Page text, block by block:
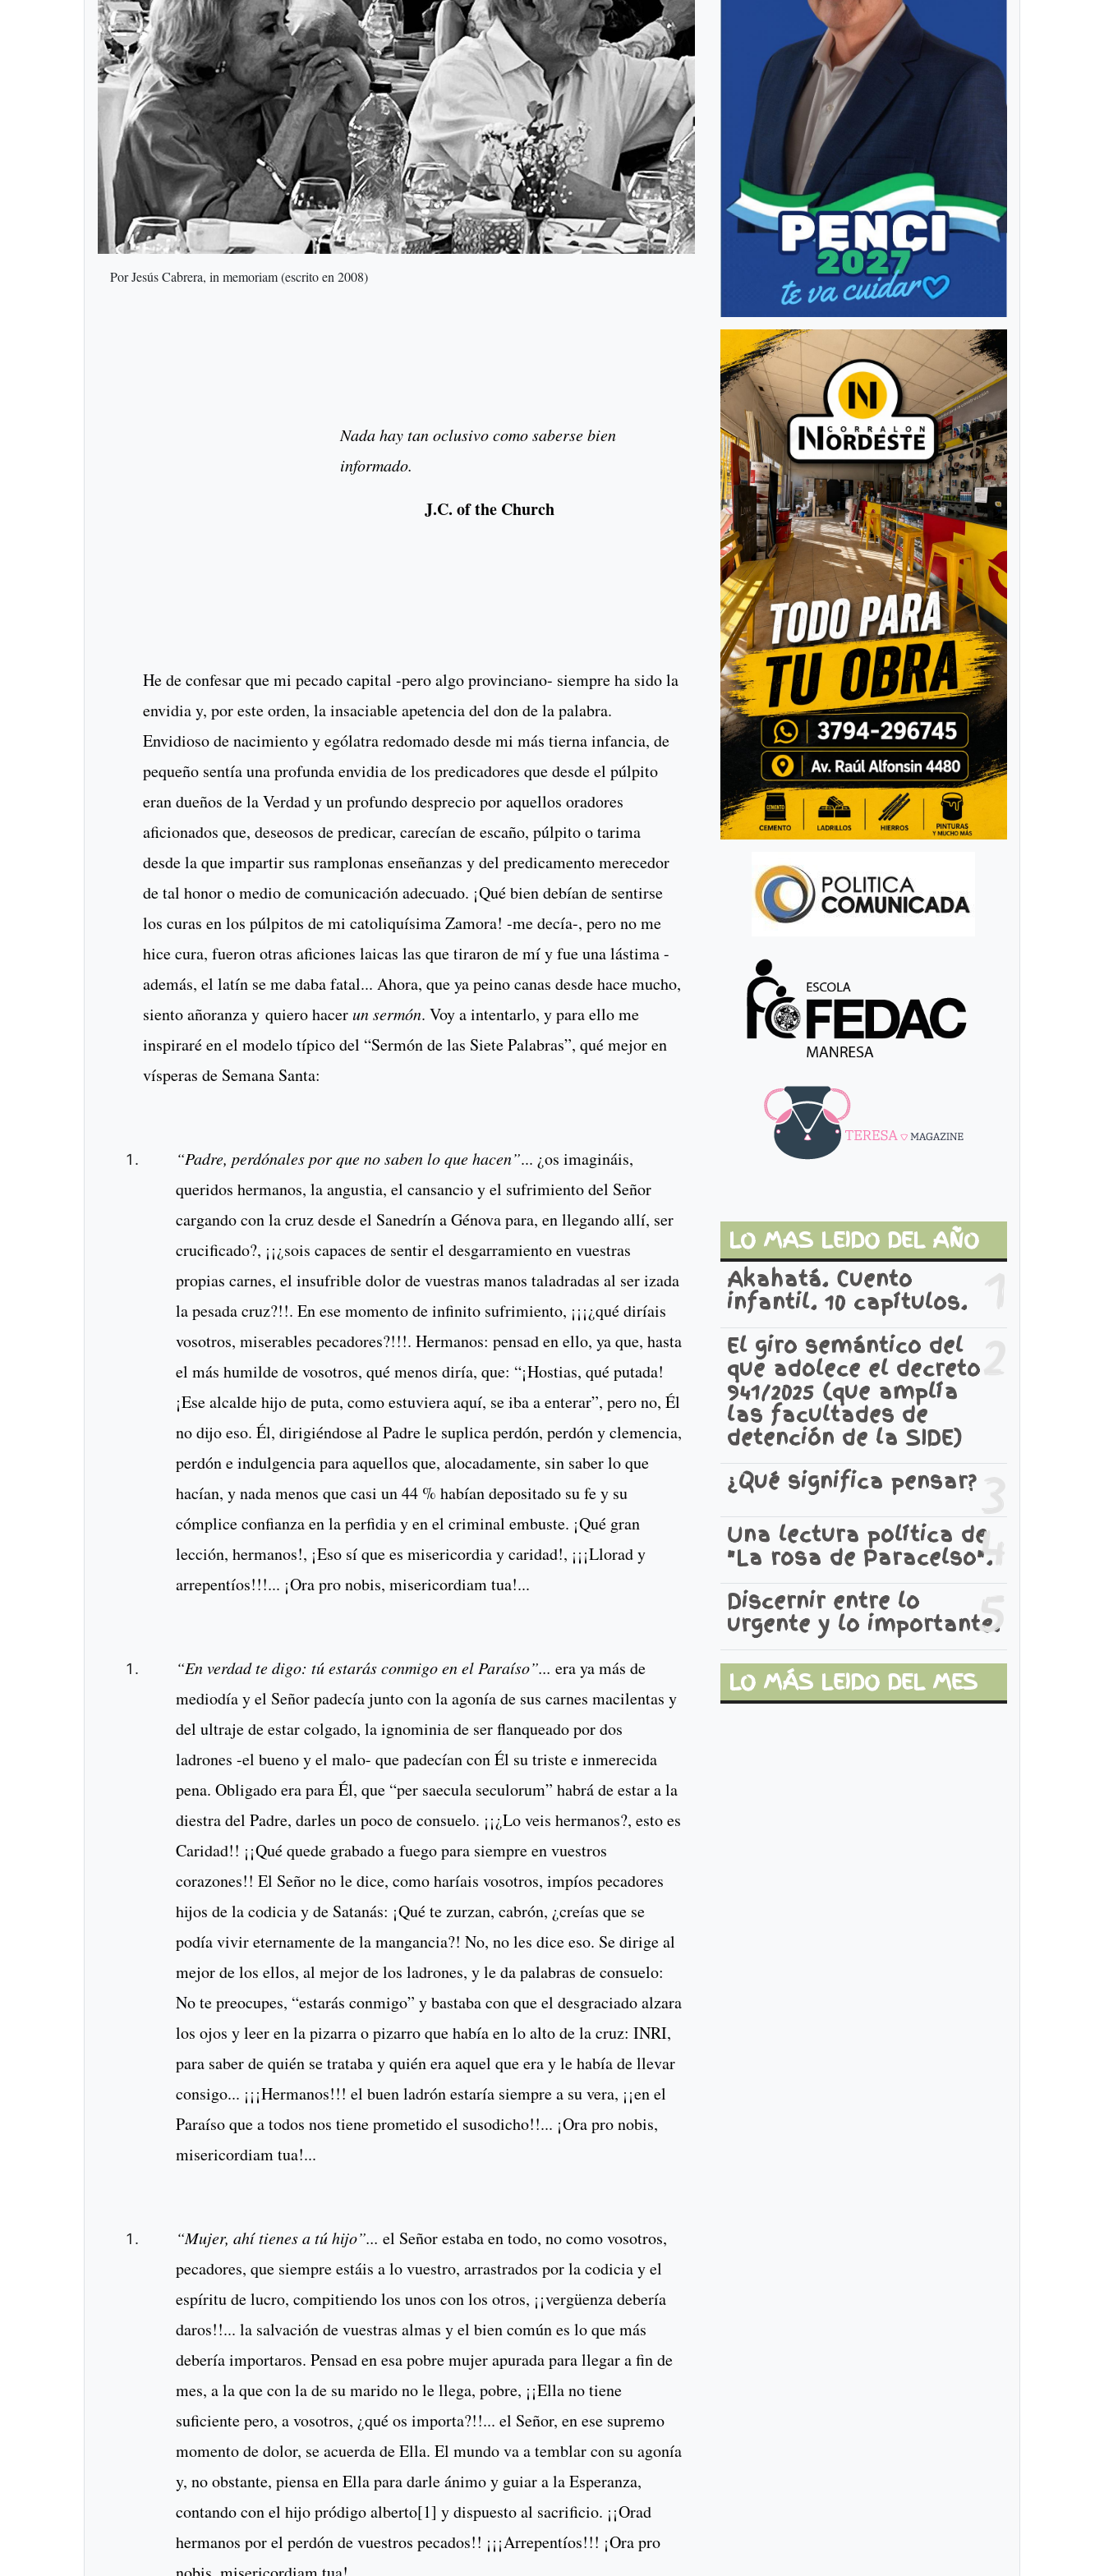
Por Jesús Cabrera, in memoriam (escrito en 2008)
Nada hay tan oclusivo como saberse bien
informado.
J.C. of the Church
He de confesar que mi pecado capital -pero algo provinciano- siempre ha sido la
envidia y, por este orden, la insaciable apetencia del don de la palabra.
Envidioso de nacimiento y ególatra redomado desde mi más tierna infancia, de
pequeño sentía una profunda envidia de los predicadores que desde el púlpito
eran dueños de la Verdad y un profundo desprecio por aquellos oradores
aficionados que, deseosos de predicar, carecían de escaño, púlpito o tarima
desde la que impartir sus ramplonas enseñanzas y del predicamento merecedor
de tal honor o medio de comunicación adecuado. ¡Qué bien debían de sentirse
los curas en los púlpitos de mi catoliquísima Zamora! -me decía-, pero no me
hice cura, fueron otras aficiones laicas las que tiraron de mí y fue una lástima -
además, el latín se me daba fatal... Ahora, que ya peino canas desde hace mucho,
siento añoranza y quiero hacerun sermón. Voy a intentarlo, y para ello me
inspiraré en el modelo típico del “Sermón de las Siete Palabras”, qué mejor en
vísperas de Semana Santa:
“Padre, perdónales por que no saben lo que hacen”... ¿os imagináis,
queridos hermanos, la angustia, el cansancio y el sufrimiento del Señor
cargando con la cruz desde el Sanedrín a Génova para, en llegando allí, ser
crucificado?, ¡¡¿sois capaces de sentir el desgarramiento en vuestras
propias carnes, el insufrible dolor de vuestras manos taladradas al ser izada
la pesada cruz?!!. En ese momento de infinito sufrimiento, ¡¡¡¿qué diríais
vosotros, miserables pecadores?!!!. Hermanos: pensad en ello, ya que, hasta
el más humilde de vosotros, qué menos diría, que: “¡Hostias, qué putada!
¡Ese alcalde hijo de puta, como estuviera aquí, se iba a enterar”, pero no, Él
no dijo eso. Él, dirigiéndose al Padre le suplica perdón, perdón y clemencia,
perdón e indulgencia para aquellos que, alocadamente, sin saber lo que
hacían, y nada menos que casi un 44 % habían depositado su fe y su
cómplice confianza en la perfidia y en el criminal embuste. ¡Qué gran
lección, hermanos!, ¡Eso sí que es misericordia y caridad!, ¡¡¡Llorad y
arrepentíos!!!... ¡Ora pro nobis, misericordiam tua!...
“En verdad te digo: tú estarás conmigo en el Paraíso”... era ya más de
mediodía y el Señor padecía junto con la agonía de sus carnes macilentas y
del ultraje de estar colgado, la ignominia de ser flanqueado por dos
ladrones -el bueno y el malo- que padecían con Él su triste e inmerecida
pena. Obligado era para Él, que “per saecula seculorum” habrá de estar a la
diestra del Padre, darles un poco de consuelo. ¡¡¿Lo veis hermanos?, esto es
Caridad!! ¡¡Qué quede grabado a fuego para siempre en vuestros
corazones!! El Señor no le dice, como haríais vosotros, impíos pecadores
hijos de la codicia y de Satanás: ¡Qué te zurzan, cabrón, ¿creías que se
podía vivir eternamente de la mangancia?! No, no les dice eso. Se dirige al
mejor de los ellos, al mejor de los ladrones, y le da palabras de consuelo:
No te preocupes, “estarás conmigo” y bastaba con que el desgraciado alzara
los ojos y leer en la pizarra o pizarro que había en lo alto de la cruz: INRI,
para saber de quién se trataba y quién era aquel que era y le había de llevar
consigo... ¡¡¡Hermanos!!! el buen ladrón estaría siempre a su vera, ¡¡en el
Paraíso que a todos nos tiene prometido el susodicho!!... ¡Ora pro nobis,
misericordiam tua!...
“Mujer, ahí tienes a tú hijo”... el Señor estaba en todo, no como vosotros,
pecadores, que siempre estáis a lo vuestro, arrastrados por la codicia y el
espíritu de lucro, compitiendo los unos con los otros, ¡¡vergüenza debería
daros!!... la salvación de vuestras almas y el bien común es lo que más
debería importaros. Pensad en esa pobre mujer apurada para llegar a fin de
mes, a la que con la de su marido no le llega, pobre, ¡¡Ella no tiene
suficiente pero, a vosotros, ¿qué os importa?!!... el Señor, en ese supremo
momento de dolor, se acuerda de Ella. El mundo va a temblar con su agonía
y, no obstante, piensa en Ella para darle ánimo y guiar a la Esperanza,
contando con el hijo pródigo alberto[1] y dispuesto al sacrificio. ¡¡Orad
hermanos por el perdón de vuestros pecados!! ¡¡¡Arrepentíos!!! ¡Ora pro
LO MAS LEIDO DEL AÑO
1
Akahatá. Cuento
infantil. 10 capítulos.
2
El giro semántico del
que adolece el decreto
941/2025 (que amplía
las facultades de
detención de la SIDE)
3
¿Qué significa pensar?
4
Una lectura política de
"La rosa de Paracelso".
5
Discernir entre lo
urgente y lo importante.
LO MÁS LEIDO DEL MES